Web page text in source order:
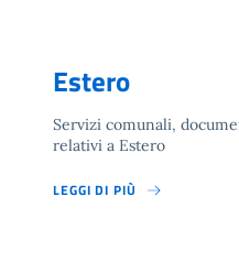
Estero
Servizi comunali,
relativi a Estero
LEGGI DI PIÙ